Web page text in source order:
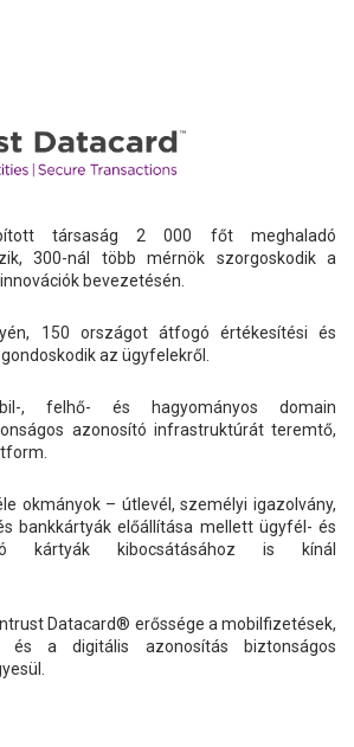
társaság 2 000 főt meghaladó
300-nál több mérnök szorgoskodik a
bevezetésén.
150 országot átfogó értékesítési és
az ügyfelekről.
, felhő- és hagyományos domain
azonosító infrastruktúrát teremtő,
okmányok – útlevél, személyi igazolvány,
bankkártyák előállítása mellett ügyfél- és
kártyák kibocsátásához is kínál
Datacard® erőssége a mobilfizetések,
és a digitális azonosítás biztonságos